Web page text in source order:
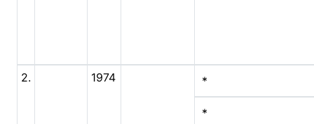
2. 1974 *
*